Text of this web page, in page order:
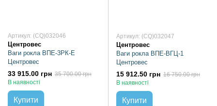
Артикул: (CQ)032046
Центровес
Ваги рокла ВПЕ-3РК-Е
Центровес
33 915.00 грн 35 700.00 грн
В наявності
Купити
Артикул: (CQ)032047
Центровес
Ваги рокла ВПЕ-ВГЦ-1
Центровес
15 912.50 грн 16 750.00 грн
В наявності
Купити